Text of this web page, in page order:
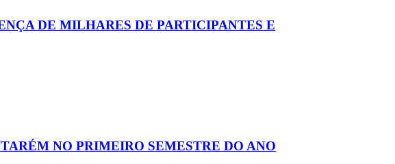
DE MILHARES DE PARTICIPANTES E
NO PRIMEIRO SEMESTRE DO ANO